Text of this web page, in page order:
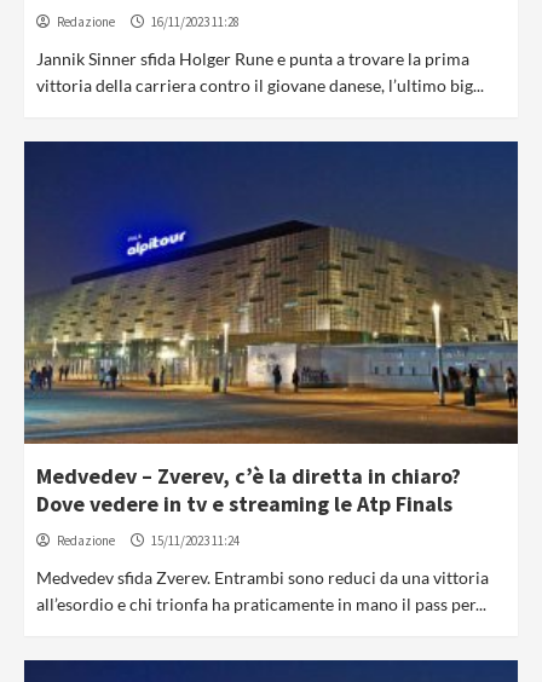
Redazione 16/11/2023 11:28
Jannik Sinner sfida Holger Rune e punta a trovare la prima
vittoria della carriera contro il giovane danese, l’ultimo big...
Medvedev – Zverev, c’è la diretta in chiaro?
Dove vedere in tv e streaming le Atp Finals
Redazione 15/11/2023 11:24
Medvedev sfida Zverev. Entrambi sono reduci da una vittoria
all’esordio e chi trionfa ha praticamente in mano il pass per...